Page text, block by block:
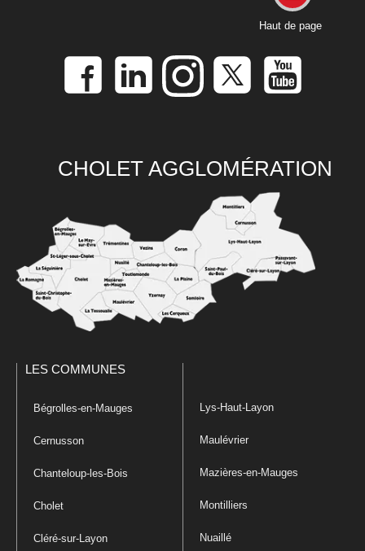
Haut de page
CHOLET AGGLOMÉRATION
LES COMMUNES
Bégrolles-en-Mauges
Cernusson
Chanteloup-les-Bois
Cholet
Cléré-sur-Layon
Lys-Haut-Layon
Maulévrier
Mazières-en-Mauges
Montilliers
Nuaillé